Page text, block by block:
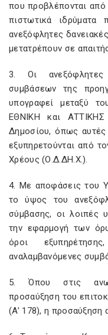
που προβλέπονται από
πιστωτικά
ανεξόφλητες
μετατρέπουν σε
3. Οι
συμβάσεων της
υπογραφεί μεταξύ
ΕΘΝΙΚΗ και
Δημοσίου, όπως
εξυπηρετούνται από
Χρέους (Ο.Δ.ΔΗ.Χ.).
4. Με αποφάσεις του
το ύψος του
σύμβασης, οι λοιπές
την εφαρμογή των
όροι
αναλαμβανόμενες
5. Όπου στις
προσαύξηση του
(A’ 178), η προσαύξηση